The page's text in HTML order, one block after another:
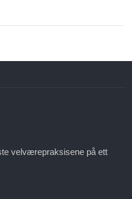
velværepraksisene på ett